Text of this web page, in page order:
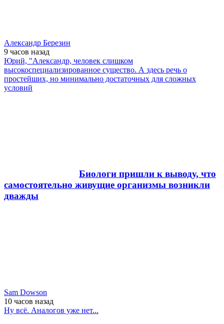
Александр Березин
9 часов назад
Юрий, "Александр, человек слишком
высокоспециализированное существо. А здесь речь о
простейших, но минимально достаточных для сложных
условий
Биологи пришли к выводу, что
самостоятельно живущие организмы возникли
дважды
Sam Dowson
10 часов назад
Ну всё. Аналогов уже нет...